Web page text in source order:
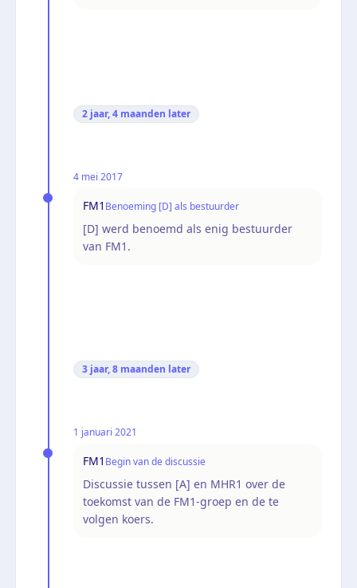
2 jaar, 4 maanden later
4 mei 2017
FM1 Benoeming [D] als bestuurder
[D] werd benoemd als enig bestuurder
van FM1.
3 jaar, 8 maanden later
1 januari 2021
FM1 Begin van de discussie
Discussie tussen [A] en MHR1 over de
toekomst van de FM1-groep en de te
volgen koers.